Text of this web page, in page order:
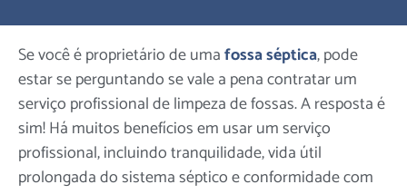
Se você é proprietário de umafossa séptica, pode
estar se perguntando se vale a pena contratar um
serviço profissional de limpeza de fossas. A resposta é
sim! Há muitos benefícios em usar um serviço
profissional, incluindo tranquilidade, vida útil
prolongada do sistema séptico e conformidade com